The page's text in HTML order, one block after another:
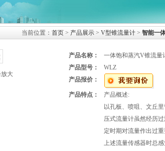
当前位置： 首页 > 产品展示 > V型锥流量计 > 智能一
大
产品名称：
一体饱和蒸汽V锥流量
产品型号：
WLZ
产品报价：
产品特点：
产品概述:
以孔板、喷咀、文丘
压式流量计虽然经历
定时期对流量作出过
上述流量传感器时总